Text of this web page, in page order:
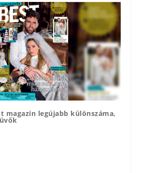
magazin legújabb különszáma,